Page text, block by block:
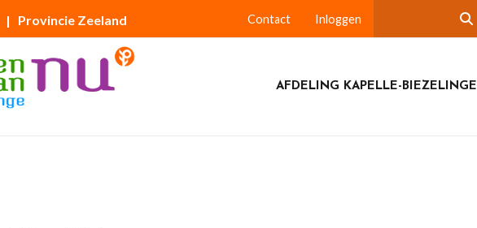
| Provincie Zeeland Contact Inloggen
AFDELING KAPELLE-BIEZELINGE